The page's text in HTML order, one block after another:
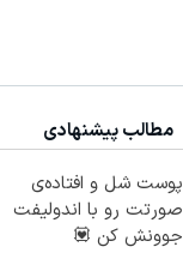
مطالب پیشنهادی
پوست شل و افتاده‌ی
صورتت رو با اندولیفت
جوونش کن 💟